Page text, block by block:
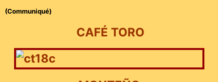
(Communiqué)
CAFÉ TORO